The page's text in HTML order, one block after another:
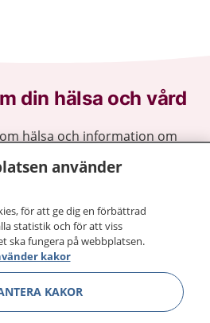
din hälsa och vård
hälsa och information om
journal och göra dina
1177 för
runt.
vill må bättre.
använder
för att ge dig en förbättrad
statistik och för att viss
ska fungera på webbplatsen.
kakor
KAKOR